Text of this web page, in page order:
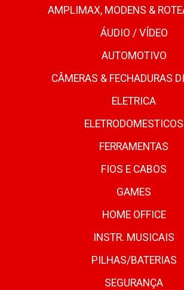
AMPLIMAX, MODENS &
ÁUDIO / VÍDEO
AUTOMOTIVO
CÂMERAS & FECHADURAS
ELETRICA
ELETRODOMESTICOS
FERRAMENTAS
FIOS E CABOS
GAMES
HOME OFFICE
INSTR. MUSICAIS
PILHAS/BATERIAS
SEGURANÇA